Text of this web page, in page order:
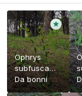
Ophrys
subfusca
subsp.
Liveranii
Dabonni